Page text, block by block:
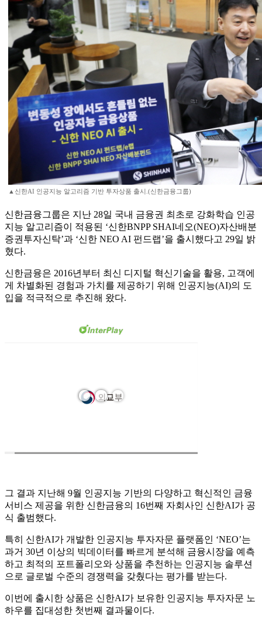
▲신한AI 인공지능 알고리즘 기반 투자상품 출시.(신한금융그룹)
신한금융그룹은 지난 28일 국내 금융권 최초로 강화학습 인공
지능 알고리즘이 적용된 ‘신한BNPP SHAI네오(NEO)자산배분
증권투자신탁’과 ‘신한 NEO AI 펀드랩’을 출시했다고 29일 밝
혔다.
신한금융은 2016년부터 최신 디지털 혁신기술을 활용, 고객에
게 차별화된 경험과 가치를 제공하기 위해 인공지능(AI)의 도
입을 적극적으로 추진해 왔다.
그 결과 지난해 9월 인공지능 기반의 다양하고 혁신적인 금융
서비스 제공을 위한 신한금융의 16번째 자회사인 신한AI가 공
식 출범했다.
특히 신한AI가 개발한 인공지능 투자자문 플랫폼인 ‘NEO’는
과거 30년 이상의 빅데이터를 빠르게 분석해 금융시장을 예측
하고 최적의 포트폴리오와 상품을 추천하는 인공지능 솔루션
으로 글로벌 수준의 경쟁력을 갖췄다는 평가를 받는다.
이번에 출시한 상품은 신한AI가 보유한 인공지능 투자자문 노
하우를 집대성한 첫번째 결과물이다.